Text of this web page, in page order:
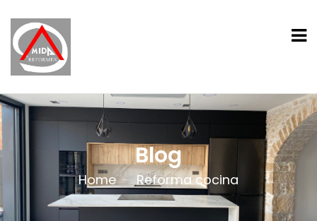
Blog
Home Reforma cocina